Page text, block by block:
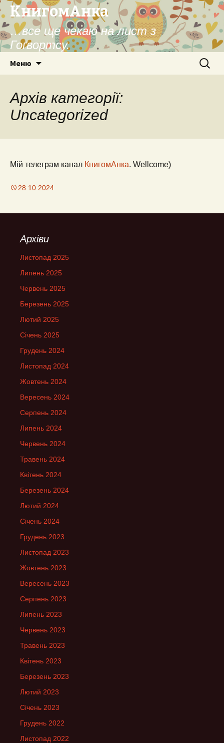
КнигомАнка
…все ще чекаю на лист з
Гоґвортсу.
Меню Пошук:
Архів категорії:
Uncategorized
Мій телеграм канал КнигомАнка. Wellcome)
28.10.2024
Архіви
Листопад 2025
Липень 2025
Червень 2025
Березень 2025
Лютий 2025
Січень 2025
Грудень 2024
Листопад 2024
Жовтень 2024
Вересень 2024
Серпень 2024
Липень 2024
Червень 2024
Травень 2024
Квітень 2024
Березень 2024
Лютий 2024
Січень 2024
Грудень 2023
Листопад 2023
Жовтень 2023
Вересень 2023
Серпень 2023
Липень 2023
Червень 2023
Травень 2023
Квітень 2023
Березень 2023
Лютий 2023
Січень 2023
Грудень 2022
Листопад 2022